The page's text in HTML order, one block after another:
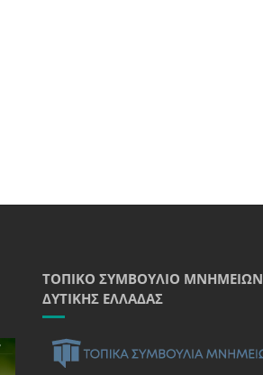
ΤΟΠΙΚΌ ΣΥΜΒΟΎΛΙΟ ΜΝΗΜΕΊΩΝ
ΔΥΤΙΚΉΣ ΕΛΛΆΔΑΣ